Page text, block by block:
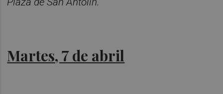
Martes, 7 de abril